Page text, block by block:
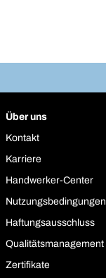
Über uns
Kontakt
Karriere
Handwerker-Center
Nutzungsbedingungen
Haftungsausschluss
Qualitätsmanagement
Zertifikate